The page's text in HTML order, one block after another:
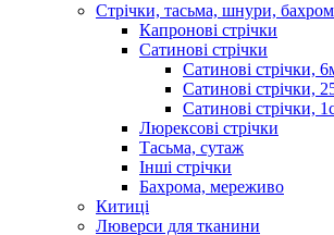
Стрічки, тасьма, шнури,
Капронові стрічки
Сатинові стрічки
Сатинові стрічки,
Сатинові стрічки,
Сатинові стрічки,
Люрексові стрічки
Тасьма, сутаж
Інші стрічки
Бахрома, мереживо
Китиці
Люверси для тканини